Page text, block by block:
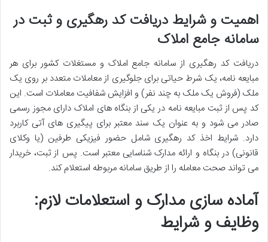
اهمیت و شرایط دریافت کد رهگیری و ثبت در
سامانه جامع املاک
دریافت کد رهگیری از سامانه جامع املاک و مستغلات کشور برای هر
مبایعه نامه، یک شرط حیاتی برای جلوگیری از معاملات متعدد بر روی یک
ملک (فروش یک ملک به چند نفر) و افزایش شفافیت معاملات است. این
کد پس از ثبت مبایعه نامه در یکی از بنگاه های املاک دارای مجوز رسمی
صادر می شود و به عنوان یک سند معتبر برای پیگیری های آتی کاربرد
دارد. شرایط اخذ کد رهگیری شامل حضور فیزیکی طرفین (یا وکلای
قانونی) در بنگاه و ارائه مدارک شناسایی معتبر است. پس از ثبت، خریدار
می تواند صحت معامله را از طریق سامانه مربوطه استعلام کند.
آماده سازی مدارک و استعلامات لازم:
وظایف و شرایط